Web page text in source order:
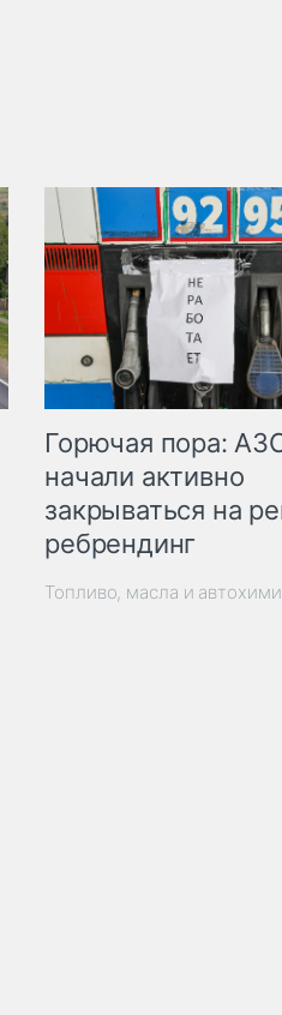
Горючая пора:
начали активно
закрываться на
ребрендинг
Топливо, масла и